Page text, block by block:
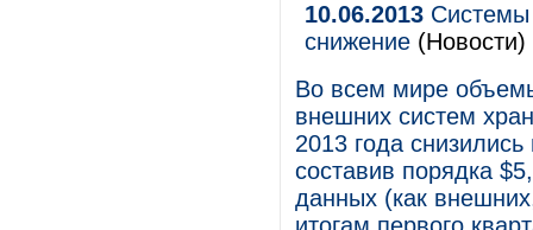
10.06.2013 Системы
снижение (Новости)
Во всем мире
внешних систем
2013 года
составив порядка
данных (как